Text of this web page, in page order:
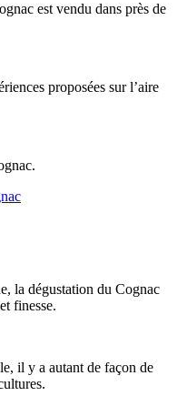
est vendu dans près de
proposées sur l’aire
la dégustation du Cognac
finesse.
il y a autant de façon de